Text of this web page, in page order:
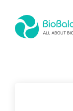
content